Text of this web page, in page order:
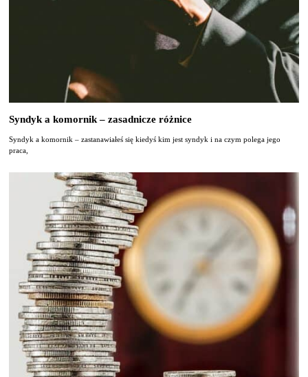
Syndyk a komornik – zasadnicze różnice
Syndyk a komornik – zastanawiałeś się kiedyś kim jest syndyk i na czym polega jego
praca,